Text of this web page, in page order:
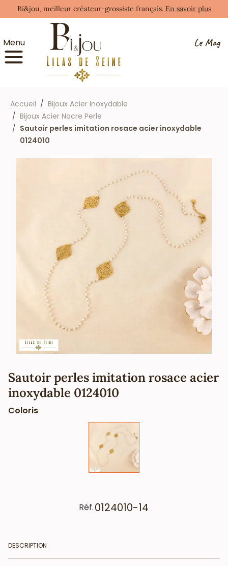
Bi&jou, meilleur créateur-grossiste français. En savoir plus
Menu Le Mag
Accueil
Bijoux Acier Inoxydable
Bijoux Acier Nacre Perle
Sautoir perles imitation rosace acier inoxydable
0124010
Sautoir perles imitation rosace acier
inoxydable 0124010
Coloris
Réf.0124010-14
DESCRIPTION